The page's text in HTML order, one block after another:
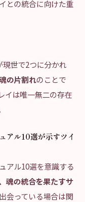
との統合に向けた重
世で2つに分かれ
の片割れのことで
イは唯一無二の存在
アル10選が示すツイ
アル10選を意識する
魂の統合を果たすサ
会っている場合は関